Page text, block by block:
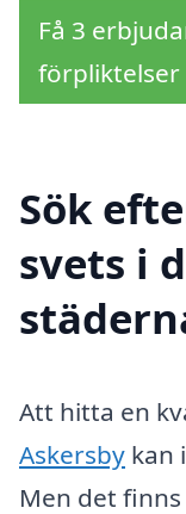
Få 3
förpliktelser
Sök
svets i
Att hitta en
Askersby kan
Men det